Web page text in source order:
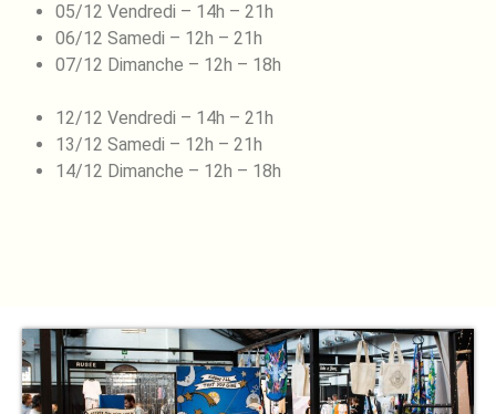
05/12 Vendredi – 14h – 21h
06/12 Samedi – 12h – 21h
07/12 Dimanche – 12h – 18h
12/12 Vendredi – 14h – 21h
13/12 Samedi – 12h – 21h
14/12 Dimanche – 12h – 18h